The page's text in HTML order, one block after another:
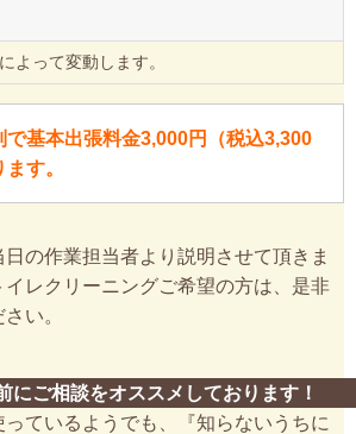
よって変動します。
基本出張料金3,000円（税込3,300
す。
の作業担当者より説明させて頂きま
レクリーニングご希望の方は、是非
い。
にご相談をオススメしております！
っているようでも、『知らないうちに